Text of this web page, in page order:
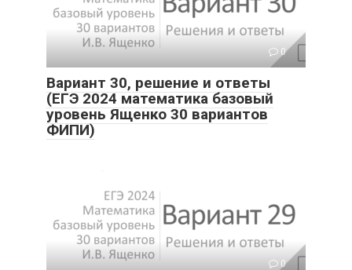
0
Вариант 30, решение и ответы
(ЕГЭ 2024 математика базовый
уровень Ященко 30 вариантов
ФИПИ)
0